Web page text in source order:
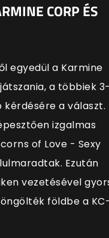
CORP ÉS
egyedül a Karmine
a többiek
a választ.
izgalmas
of Love - Sexy
Ezután
vezetésével
földbe a